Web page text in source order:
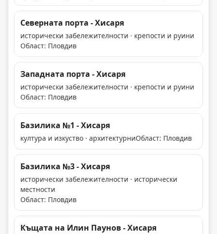
Северната порта - Хисаря
исторически забележителности · крепости и руини
Област: Пловдив
Западната порта - Хисаря
исторически забележителности · крепости и руини
Област: Пловдив
Базилика №1 - Хисаря
култура и изкуство · архитектурниОбласт: Пловдив
Базилика №3 - Хисаря
исторически забележителности · исторически
местности
Област: Пловдив
Къщата на Илин Паунов - Хисаря